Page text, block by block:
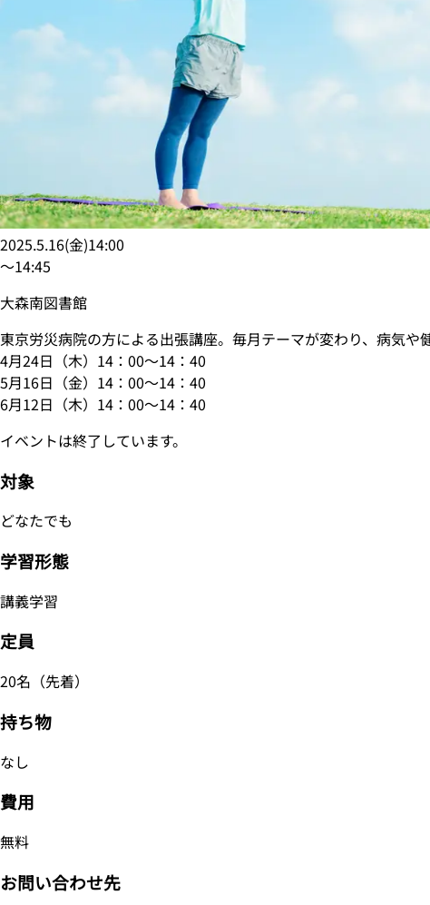
2025.5.16(金)14:00
〜14:45
大森南図書館
東京労災病院の方による出張講座。毎月テーマが変わり、病気や
4月24日（木）14：00～14：40
5月16日（金）14：00～14：40
6月12日（木）14：00～14：40
イベントは終了しています。
対象
どなたでも
学習形態
講義学習
定員
20名（先着）
持ち物
なし
費用
無料
お問い合わせ先